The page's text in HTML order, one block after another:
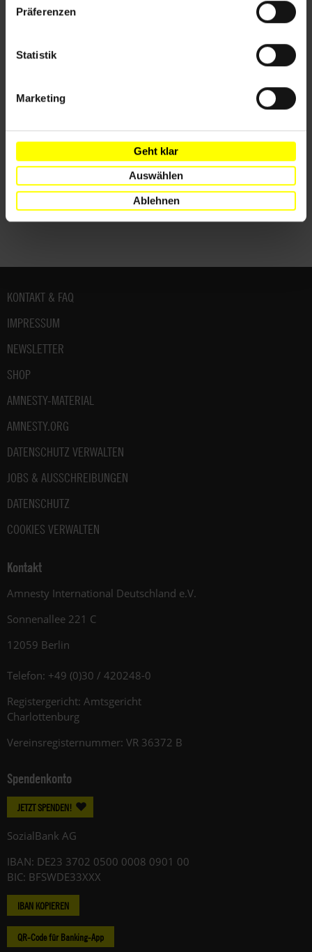
Präferenzen
Statistik
Marketing
Geht klar
Auswählen
Ablehnen
Länder
Fußbereich
KONTAKT & FAQ
IMPRESSUM
NEWSLETTER
SHOP
AMNESTY-MATERIAL
AMNESTY.ORG
DATENSCHUTZ VERWALTEN
JOBS & AUSSCHREIBUNGEN
DATENSCHUTZ
COOKIES VERWALTEN
Kontakt
Amnesty International Deutschland e.V.
Sonnenallee 221 C
12059 Berlin
Telefon: +49 (0)30 / 420248-0
Registergericht: Amtsgericht
Charlottenburg
Vereinsregisternummer: VR 36372 B
Spendenkonto
JETZT SPENDEN!
SozialBank AG
IBAN: DE23 3702 0500 0008 0901 00
BIC: BFSWDE33XXX
IBAN KOPIEREN
QR-Code für Banking-App